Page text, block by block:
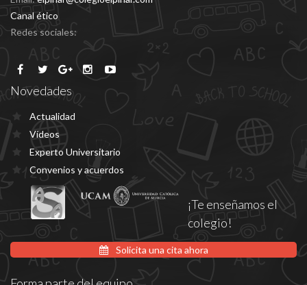
Canal ético
Redes sociales:
Novedades
Actualidad
Vídeos
Experto Universitario
Convenios y acuerdos
¡Te enseñamos el
colegio!
Solicita una cita ahora